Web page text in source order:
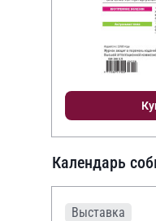
Календарь
Выставка